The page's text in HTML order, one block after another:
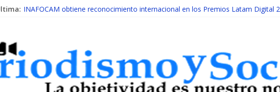
INAFOCAM obtiene reconocimiento internacional en los Premios Latam Digital
MESCyT presenta calendario de Consulta Nacional por la Educación